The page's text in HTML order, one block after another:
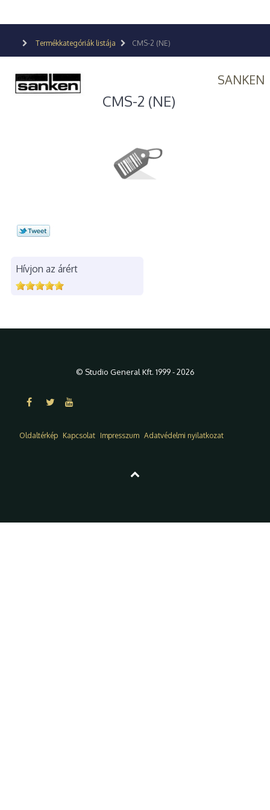
Termékkategóriák listája CMS-2 (NE)
SANKEN
CMS-2 (NE)
Hívjon az árért
© Studio General Kft. 1999 - 2026
Oldaltérkép Kapcsolat Impresszum Adatvédelmi nyilatkozat